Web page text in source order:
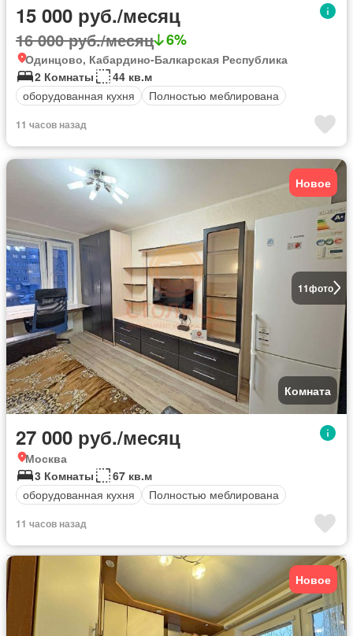
15 000 руб./месяц
16 000 руб./месяц 6%
Одинцово, Кабардино-Балкарская Республика
2 Комнаты
44 кв.м
оборудованная кухня
Полностью меблирована
11 часов назад
11фото
Новое
Комната
27 000 руб./месяц
Москва
3 Комнаты
67 кв.м
оборудованная кухня
Полностью меблирована
11 часов назад
Новое